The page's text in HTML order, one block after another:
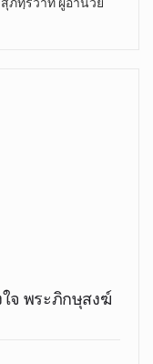
จ พระภิกษุสงฆ์